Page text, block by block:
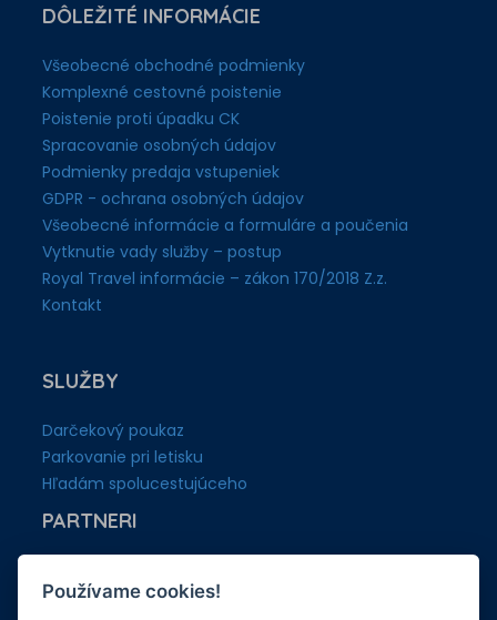
DÔLEŽITÉ INFORMÁCIE
Všeobecné obchodné podmienky
Komplexné cestovné poistenie
Poistenie proti úpadku CK
Spracovanie osobných údajov
Podmienky predaja vstupeniek
GDPR - ochrana osobných údajov
Všeobecné informácie a formuláre a poučenia
Vytknutie vady služby – postup
Royal Travel informácie – zákon 170/2018 Z.z.
Kontakt
SLUŽBY
Darčekový poukaz
Parkovanie pri letisku
Hľadám spolucestujúceho
PARTNERI
Partnerská sekcia
Používame cookies!